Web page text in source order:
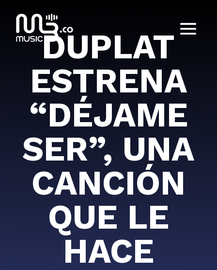
DUPLAT
ESTRENA
“DÉJAME
SER”, UNA
CANCIÓN
QUE LE
HACE